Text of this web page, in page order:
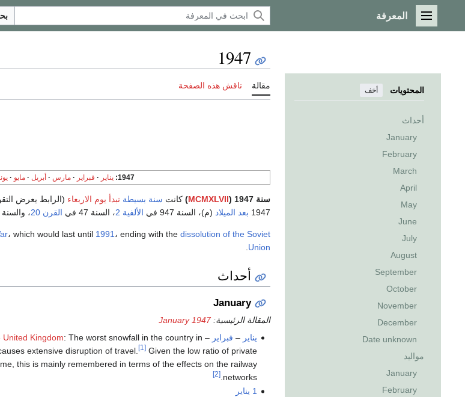
القائمة الرئيسية
المعرفة
المحتويات أخف
أحداث
January
February
March
April
May
June
July
August
September
October
November
December
Date unknown
مواليد
January
February
1947
مقالة ناقش هذه الصفحة
1947 يناير فبراير مارس أبريل مايو
سنة 1947 ( MCMXLVII
) كانت سنة بسيطة تبدأ يوم الاربعاء (الرابط يعرض
1947 بعد الميلاد (م)، السنة 947 في الألفية 2 ، السنة 47 في القرن 20 ، والسنة 8 في
، which would last until 1991 ، ending with the dissolution of the Soviet
Union
أحداث
January
المقالة الرئيسية:January 1947
يناير – فبراير –
Kingdom: The worst snowfall in the country in
extensive disruption of travel.
[1]Given the low ratio of private
this is mainly remembered in terms of the effects on the railway
networks.
[2]
1 يناير